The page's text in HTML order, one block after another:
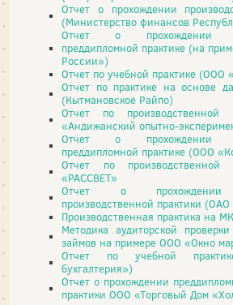
Отчет о прохождении
(Министерство финансов
Отчет о прохождении
преддипломной практике (на
России»)
Отчет по учебной практике (ООО
Отчет по практике на основе
(Кытмановское Райпо)
Отчет по
«Андижанский опытно-
Отчет о прохождении
преддипломной практике (ООО
Отчет по
«РАССВЕТ»
Отчет о прохождении
производственной практики
Производственная практика на
Методика аудиторской
займов на примере ООО «Окно
Отчет по учебной
бухгалтерия»)
Отчет о прохождении
практики ООО «Торговый Дом